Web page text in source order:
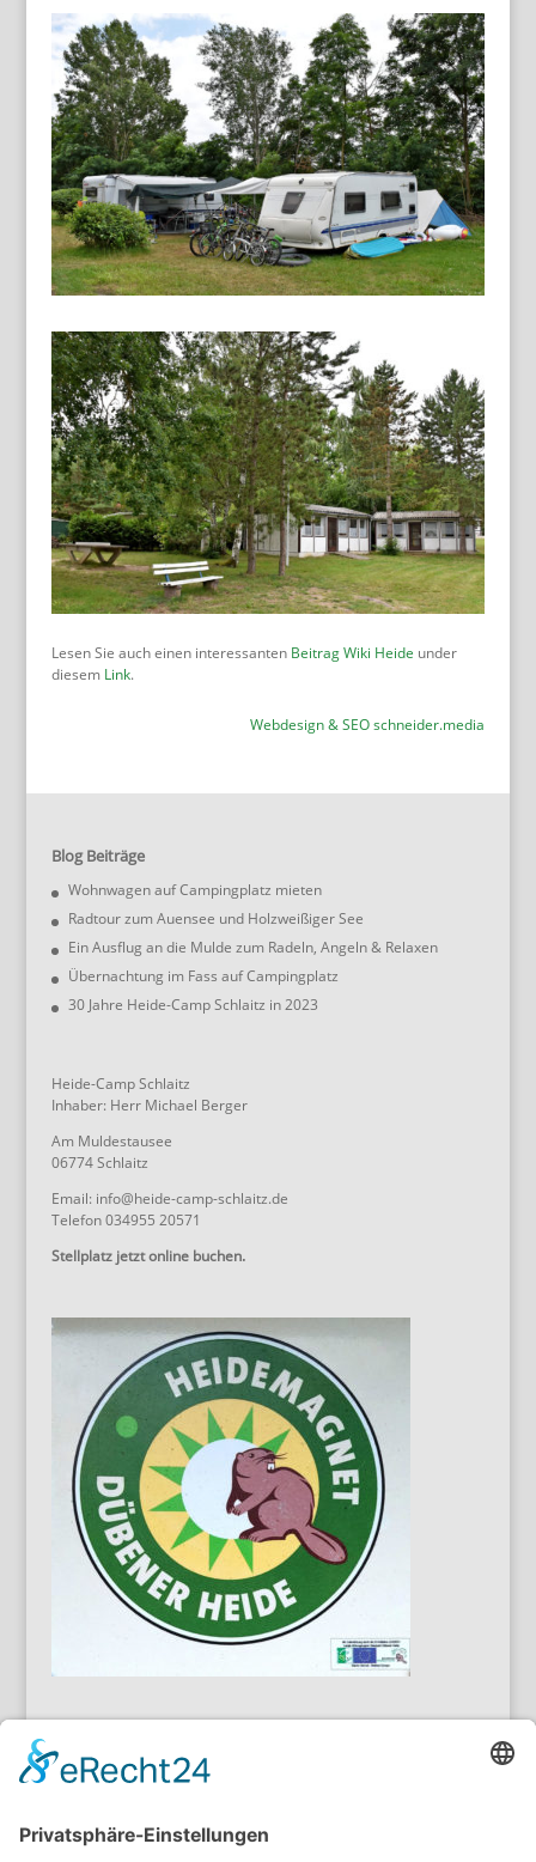
Lesen Sie auch einen interessanten Beitrag Wiki Heide under
diesem Link.
Webdesign & SEO schneider.media
Blog Beiträge
Wohnwagen auf Campingplatz mieten
Radtour zum Auensee und Holzweißiger See
Ein Ausflug an die Mulde zum Radeln, Angeln & Relaxen
Übernachtung im Fass auf Campingplatz
30 Jahre Heide-Camp Schlaitz in 2023
Heide-Camp Schlaitz
Inhaber: Herr Michael Berger
Am Muldestausee
06774 Schlaitz
Email: info@heide-camp-schlaitz.de
Telefon 034955 20571
Stellplatz jetzt online buchen.